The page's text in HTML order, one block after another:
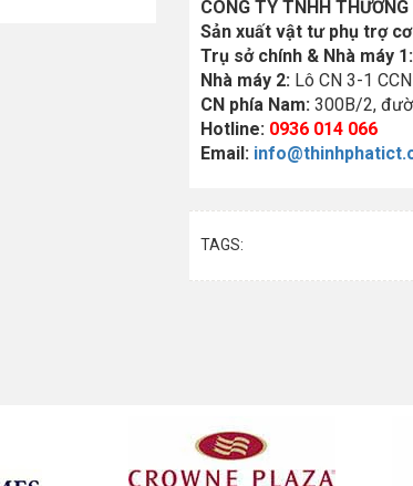
CÔNG TY TNHH
Sản xuất vật tư phụ trợ
Trụ sở chính & Nhà máy 1:
Nhà máy 2: Lô CN 3-1
CN phía Nam: 300B/2,
Hotline: 0936 014 066
Email:
TAGS: